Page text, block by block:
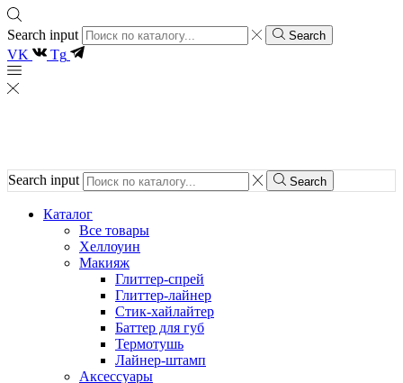
Search input Search
VK Tg
Search input Search
Каталог
Все товары
Хеллоуин
Макияж
Глиттер-спрей
Глиттер-лайнер
Стик-хайлайтер
Баттер для губ
Термотушь
Лайнер-штамп
Аксессуары